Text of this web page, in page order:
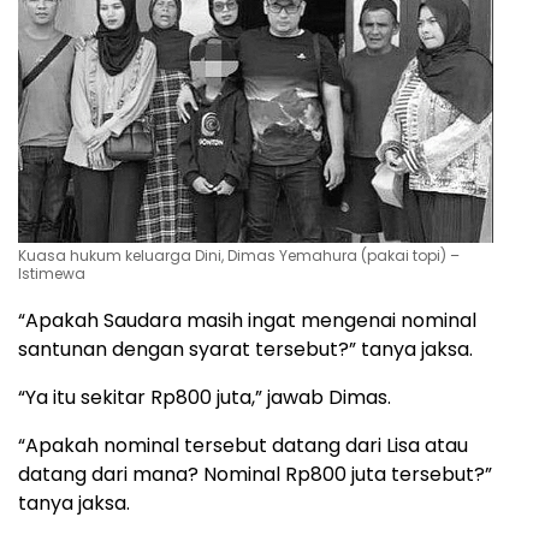
Kuasa hukum keluarga Dini, Dimas Yemahura (pakai topi) –
Istimewa
“Apakah Saudara masih ingat mengenai nominal
santunan dengan syarat tersebut?” tanya jaksa.
“Ya itu sekitar Rp800 juta,” jawab Dimas.
“Apakah nominal tersebut datang dari Lisa atau
datang dari mana? Nominal Rp800 juta tersebut?”
tanya jaksa.